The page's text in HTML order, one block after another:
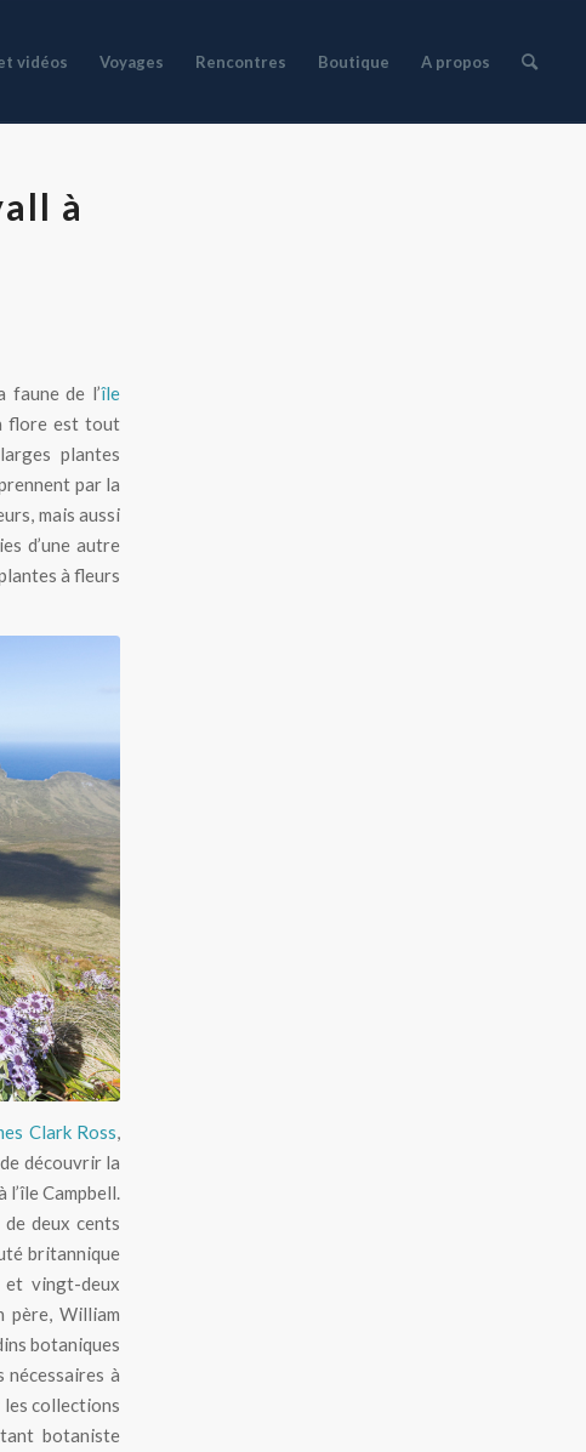
vidéos Voyages Rencontres Boutique A propos
à
faune de l’île
flore est tout
plantes
par la
mais aussi
d’une autre
à fleurs
Clark Ross,
découvrir la
Campbell.
deux cents
britannique
vingt-deux
père, William
botaniques
nécessaires à
les collections
botaniste